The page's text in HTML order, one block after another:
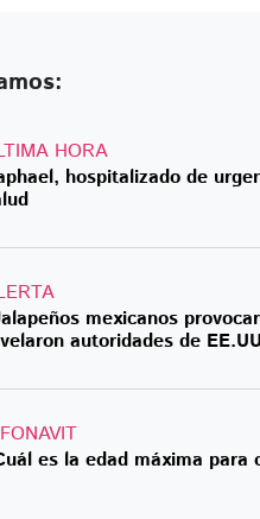
HORA
hospitalizado de
mexicanos
autoridades de
es la edad máxima